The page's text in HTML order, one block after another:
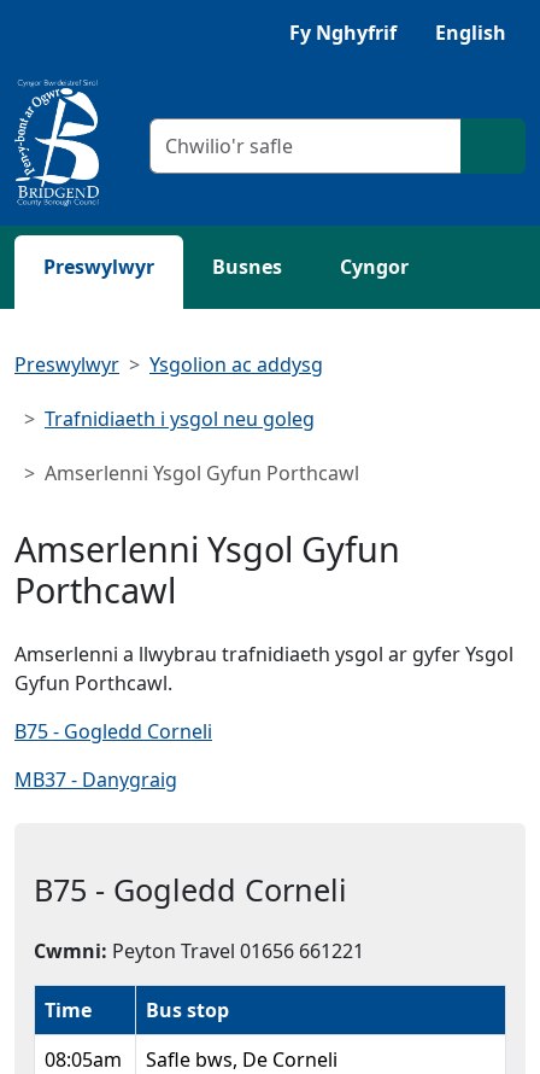
Fy Nghyfrif English
Meini prawf chwilio
Preswylwyr Busnes Cyngor
Preswylwyr Ysgolion ac addysg
Trafnidiaeth i ysgol neu goleg
Amserlenni Ysgol Gyfun Porthcawl
Amserlenni Ysgol Gyfun
Porthcawl
Amserlenni a llwybrau trafnidiaeth ysgol ar gyfer Ysgol
Gyfun Porthcawl.
B75 - Gogledd Corneli
MB37- Danygraig
B75 - Gogledd Corneli
Cwmni: Peyton Travel 01656 661221
Time
Bus stop
08:05am
Safle bws, De Corneli